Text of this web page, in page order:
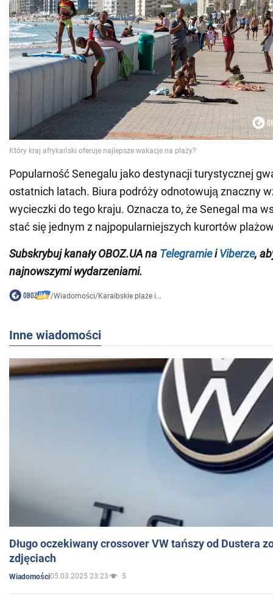
Popularność Senegalu jako destynacji turystycznej
ostatnich latach. Biura podróży odnotowują znaczny
wycieczki do tego kraju. Oznacza to, że Senegal ma
stać się jednym z najpopularniejszych kurortów
Subskrybuj kanały OBOZ.UA na TelegramieiViberze,
najnowszymi wydarzeniami.
/Wiadomości/Karaibskie plaże i...
Inne wiadomości
Długo oczekiwany crossover VW tańszy od Dustera
zdjęciach
Wiadomości05.03.2025 23:23 5